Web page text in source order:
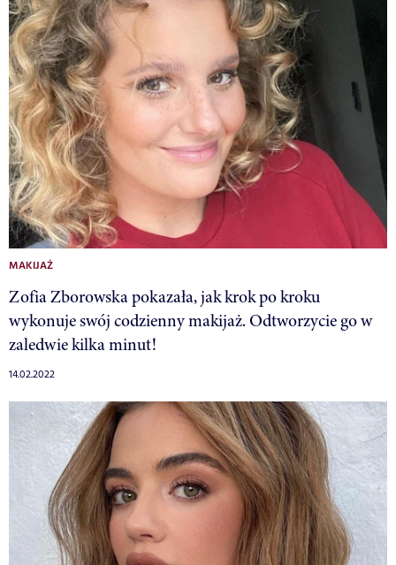
MAKIJAŻ
Zofia Zborowska pokazała, jak krok po kroku
wykonuje swój codzienny makijaż. Odtworzycie go w
zaledwie kilka minut!
14.02.2022